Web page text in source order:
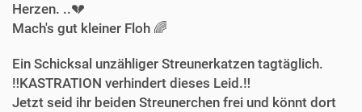
Herzen. ..💔
Mach's gut kleiner Floh 🌈
Ein Schicksal unzähliger Streunerkatzen tagtäglich.
‼️KASTRATION verhindert dieses Leid.‼️
Jetzt seid ihr beiden Streunerchen frei und könnt dort